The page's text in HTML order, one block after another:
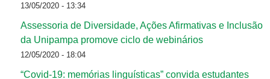
13/05/2020 - 13:34
Assessoria de Diversidade, Ações Afirmativas e Inclusão
da Unipampa promove ciclo de webinários
12/05/2020 - 18:04
“Covid-19: memórias linguísticas” convida estudantes